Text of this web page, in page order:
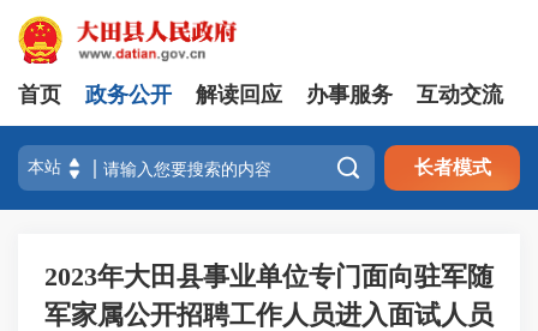
首页 政务公开 解读回应 办事服务 互动交流
 长者模式
2023年大田县事业单位专门面向驻军随
军家属公开招聘工作人员进入面试人员